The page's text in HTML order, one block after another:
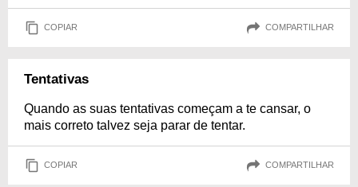
COPIAR COMPARTILHAR
Tentativas
Quando as suas tentativas começam a te cansar, o
mais correto talvez seja parar de tentar.
COPIAR COMPARTILHAR